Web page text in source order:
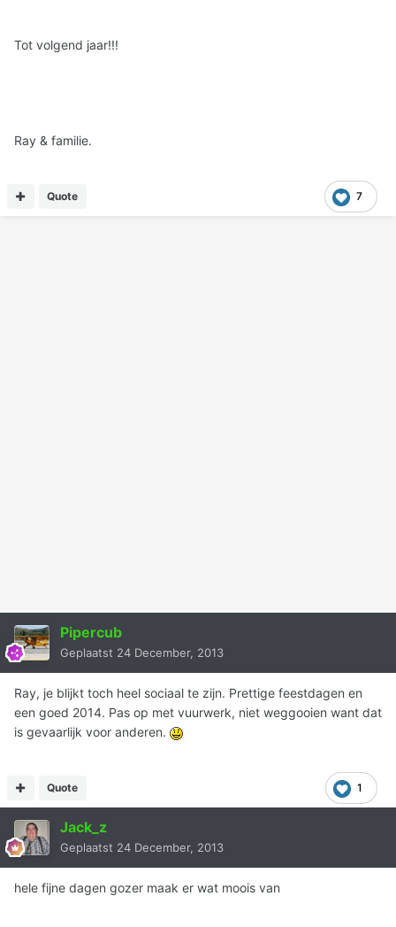
Tot volgend jaar!!!
Ray & familie.
7
Quote
Pipercub
Geplaatst 24 December, 2013
Ray, je blijkt toch heel sociaal te zijn. Prettige feestdagen en
een goed 2014. Pas op met vuurwerk, niet weggooien want dat
is gevaarlijk voor anderen.
1
Quote
Jack_z
Geplaatst 24 December, 2013
hele fijne dagen gozer maak er wat moois van